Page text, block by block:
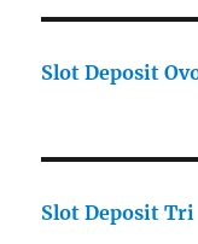
Slot Deposit
Slot Deposit Tri